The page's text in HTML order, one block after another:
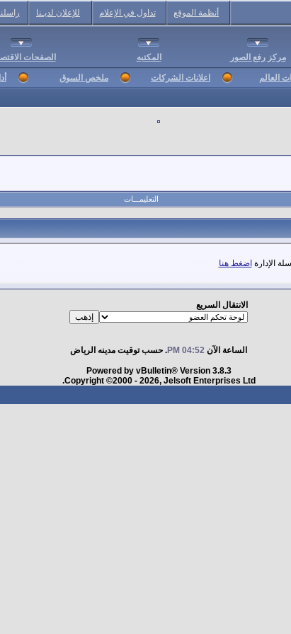
أنظمة الموقع تداول في الإعلام للإعلان لديـنا
مركز رفع الصور المكتبه الصفحات
العالم اعلانات الشركات ملخص السوق
التعليمـــات
الإدارة اضغط هنا
الانتقال السريع
الساعة الآن 04:52 PM . حسب توقيت مدينه الرياض
Powered by vBulletin® Version 3.8.3
Copyright ©2000 - 2026, Jelsoft Enterprises Ltd.